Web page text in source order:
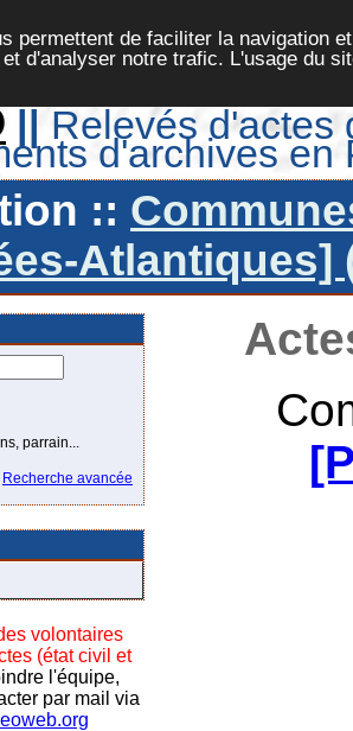
permettent de faciliter la navigation
d'analyser notre trafic. L'usage du
|| Relevés d'actes
d'archives en
::
Atlantiques]
parrain...
Recherche avancée
volontaires
(état civil et
l'équipe,
par mail via